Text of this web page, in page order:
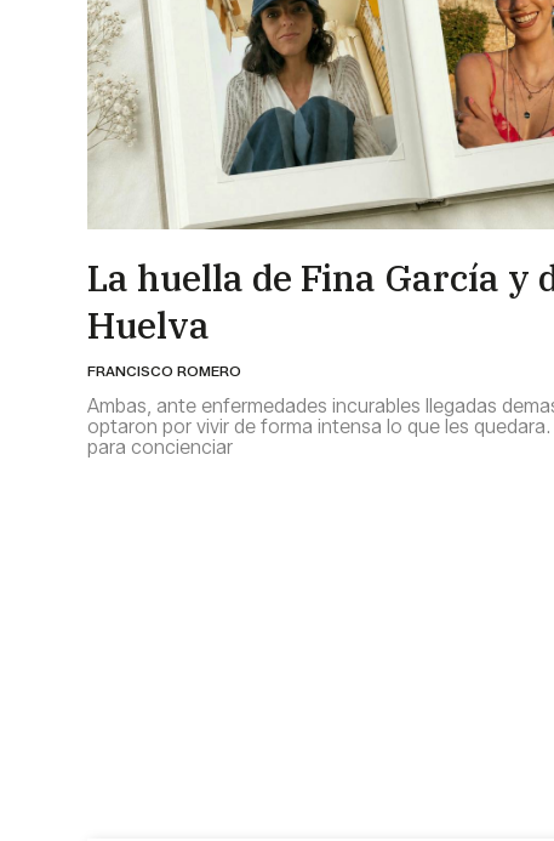
La huella de Fina García y
Huelva
FRANCISCO ROMERO
Ambas, ante enfermedades incurables llegadas
optaron por vivir de forma intensa lo que les
para concienciar